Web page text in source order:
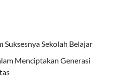
Suksesnya Sekolah Belajar
Menciptakan Generasi